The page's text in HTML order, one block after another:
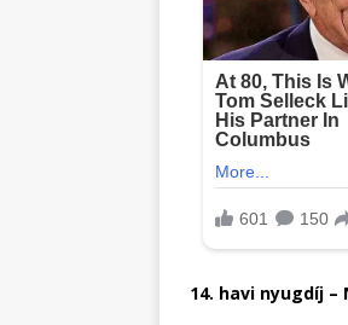
14. havi nyugdíj